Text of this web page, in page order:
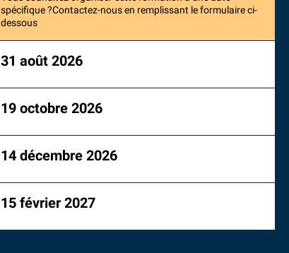
spécifique ?Contactez-nous en remplissant le formulaire ci-
dessous
31 août 2026
19 octobre 2026
14 décembre 2026
15 février 2027